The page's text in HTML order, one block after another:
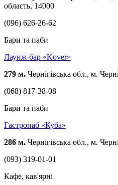
область, 14000
(096) 626-26-62
Бари та паби
Лаунж-бар «Kover»
279 м. Чернігівська обл., м.
(068) 817-38-08
Бари та паби
Гастропаб «Куба»
286 м. Чернігівська обл., м.
(093) 319-01-01
Кафе, кав'ярні